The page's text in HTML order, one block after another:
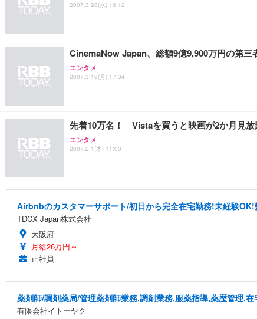
2007.3.28(水) 16:12
CinemaNow Japan、総額9億9,900万円の第三
エンタメ
2007.3.19(月) 17:34
先着10万名！ Vistaを買うと映画が2か月見放
エンタメ
2007.2.1(木) 11:00
Airbnbのカスタマーサポート/初日から完全在宅勤務!未経験
TDCX Japan株式会社
大阪府
月給26万円～
正社員
薬剤師/調剤薬局/管理薬剤師業務,調剤業務,服薬指導,薬歴管理,在
有限会社イトーヤク